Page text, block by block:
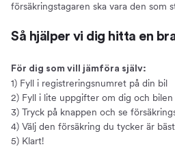
Vad ingår i en bilförsäkring?
Trafikförsäkring
Halvförsäkring
Helförsäkring
Tillägg
Självrisk
Välja bilförsäkring
försäkringstagaren ska vara den som
Så hjälper vi dig hitta en
För dig som vill jämföra själv:
1) Fyll i registreringsnumret på din bil
2) Fyll i lite uppgifter om dig och bilen
3) Tryck på knappen och se
4) Välj den försäkring du tycker är
5) Klart!